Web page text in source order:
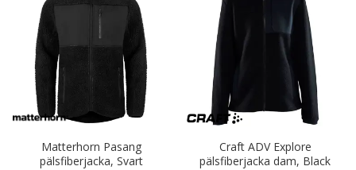
Matterhorn Pasang
pälsfiberjacka, Svart
Craft ADV Explore
pälsfiberjacka dam, Black